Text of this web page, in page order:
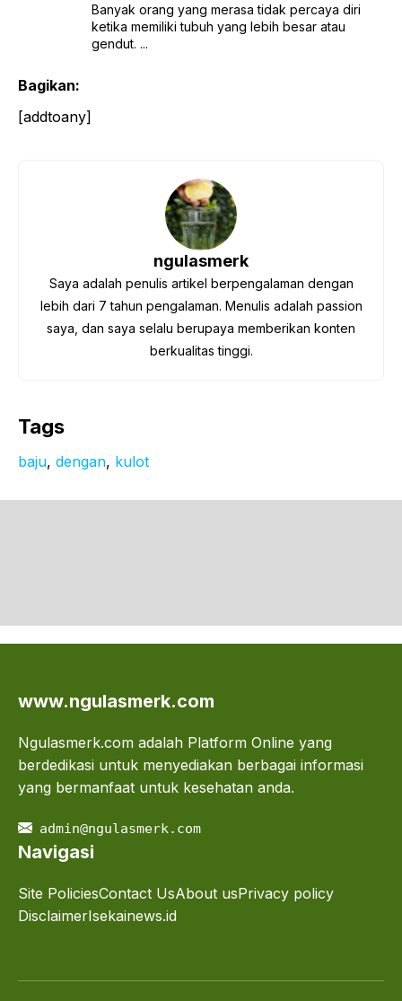
Banyak orang yang merasa tidak percaya diri
ketika memiliki tubuh yang lebih besar atau
gendut. ...
Bagikan:
[addtoany]
ngulasmerk
Saya adalah penulis artikel berpengalaman dengan
lebih dari 7 tahun pengalaman. Menulis adalah passion
saya, dan saya selalu berupaya memberikan konten
berkualitas tinggi.
Tags
baju, dengan, kulot
www.ngulasmerk.com
Ngulasmerk.com adalah Platform Online yang
berdedikasi untuk menyediakan berbagai informasi
yang bermanfaat untuk kesehatan anda.
admin@ngulasmerk.com
Navigasi
Site PoliciesContact UsAbout usPrivacy policy
DisclaimerIsekainews.id